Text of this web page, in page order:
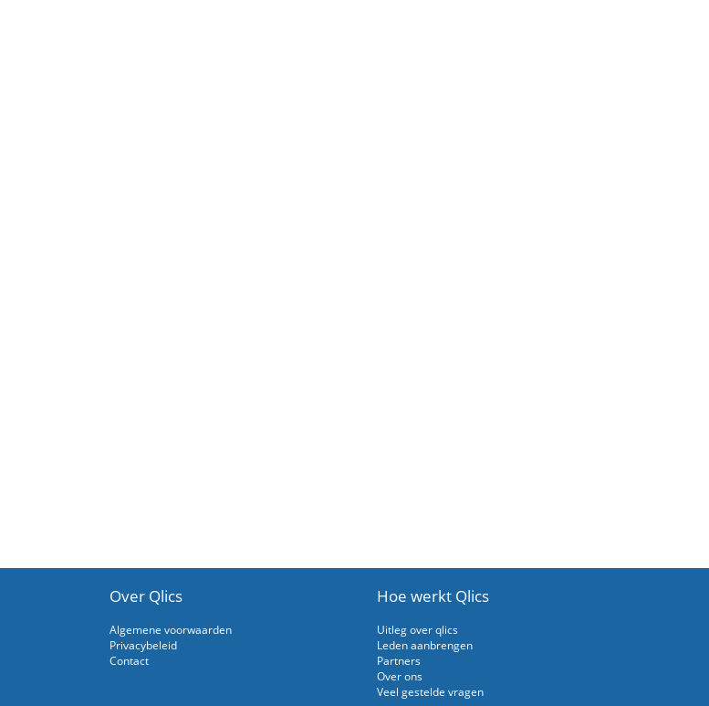
Over Qlics
Algemene voorwaarden
Privacybeleid
Contact
Hoe werkt Qlics
Uitleg over qlics
Leden aanbrengen
Partners
Over ons
Veel gestelde vragen